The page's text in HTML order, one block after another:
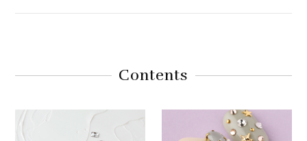
Contents